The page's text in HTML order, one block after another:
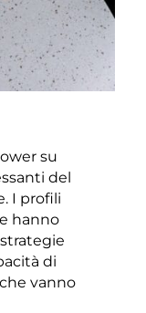
su
del
I profili
hanno
di
vanno